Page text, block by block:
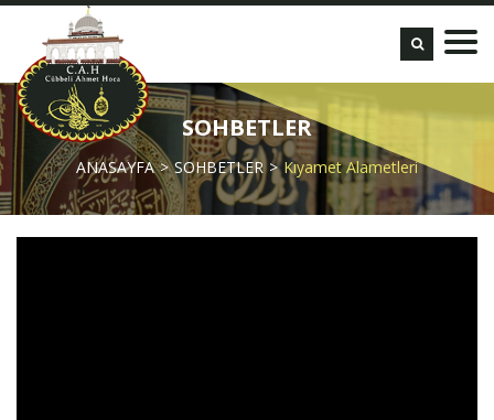
SOHBETLER
ANASAYFA SOHBETLER Kıyamet Alametleri